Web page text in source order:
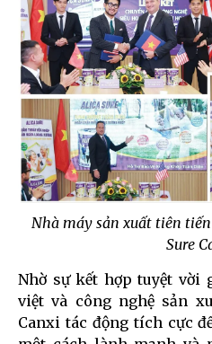
Nhà máy sản xuất tiên
Sure
Nhờ sự kết hợp tuyệt vời
việt và công nghệ sản
Canxi tác động tích cực